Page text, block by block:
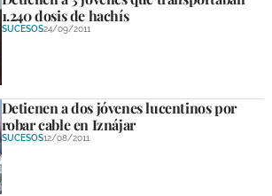
1.240 dosis de hachís
SUCESOS24/09/2011
Detienen a dos jóvenes lucentinos por
robar cable en Iznájar
SUCESOS12/08/2011